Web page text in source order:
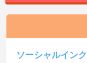
ソーシャルイン